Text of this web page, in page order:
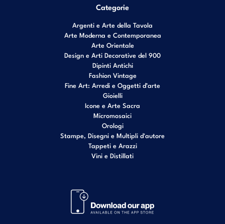
Categorie
Argenti e Arte della Tavola
Arte Moderna e Contemporanea
Arte Orientale
Design e Arti Decorative del 900
Dipinti Antichi
Fashion Vintage
Fine Art: Arredi e Oggetti d’arte
Gioielli
Icone e Arte Sacra
Micromosaici
Orologi
Stampe, Disegni e Multipli d'autore
Tappeti e Arazzi
Vini e Distillati